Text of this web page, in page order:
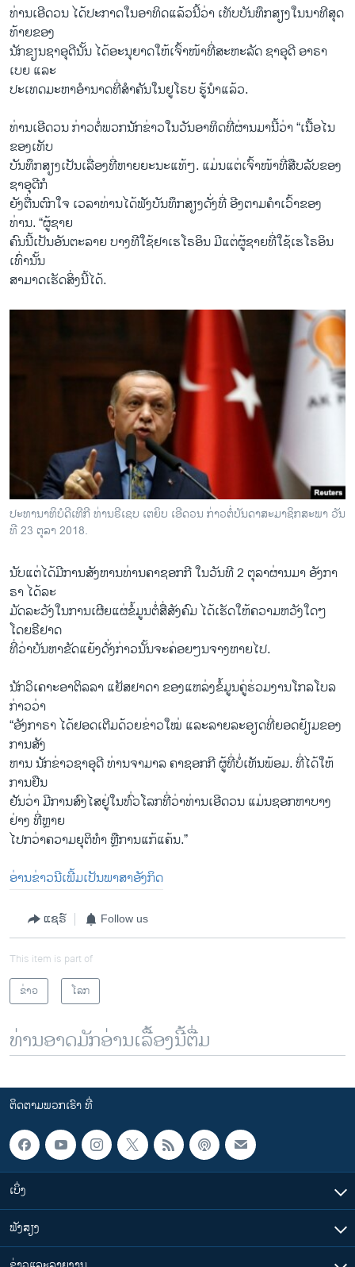
ທ່ານ​ເອີ​ດວນ ໄດ້​ປະ​ກາດ​ໃນ​ອາ​ທິດ​ແລ້ວ​ນີ້ວ່າ ​ເທັບ​ບັນ​ທຶກ​ສຽງ​ໃນ​ນາ​ທີ​ສຸດ​
ທ້າຍ​ຂອງ
ນັກ​ຂຽນ​ຊາ​ອຸ​ດີນັ້ນ ໄດ້​ອະ​ນຸ​ຍາດ​ໃຫ້​ເຈົ້າ​ໜ້າ​ທີ່​ສະ​ຫະ​ລັດ ຊາ​ອຸ​ດີ ອາ​ຣາ​
ເບຍ ແລະ
ປະ​ເທດ​ມະ​ຫາອຳ​ນາດ​ທີ່​ສຳ​ຄັນ​ໃນ​ຢູ​ໂຣບ​ ຮູ້​ນຳ​ແລ້ວ.
ທ່ານ​ເອີ​ດວນ ກ່າວ​ຕໍ່​ພວກ​ນັກ​ຂ່າວ​ໃນ​ວັນ​ອາ​ທິດ​ທີ່​ຜ່ານ​ມາ​ນີ້​ວ່າ “​ເນື້ອ​ໄນ
ຂອງ​ເທັບ
​ບັນ​ທຶກ​ສຽງ​ເປັນ​ເລື່ອງ​ທີ່​ຫາຍ​ຍະ​ນະ​ແທ້ໆ. ແມ່ນ​ແຕ່​ເຈົ້າ​ໜ້າ​ທີ່ສືບລັບຂອງ​
ຊາ​ອຸ​ດີກໍ​
ຍັງຕື່ນ​ຕົກ​ໃຈ ເວ​ລາ​ທ່ານ​ໄດ້​ຟັງ​ບັນ​ທຶກ​ສຽງດັ່ງ​ທີ່ ​ອີງ​ຕາມ​ຄຳ​ເວົ້າ​ຂອງ
ທ່ານ. “ຜູ້​ຊາຍ
ຄົນ​ນີ້​ເປັນ​ອັນ​ຕະ​ລາຍ ບ​າງ​ທີ​ໃຊ້​ຢາ​ເຮ​ໂຣ​ອິນ ມີ​ແຕ່​ຜູ້​ຊາຍ​ທີ່​ໃຊ້​ເຮ​ໂຣ​ອິນ​
ເທົ່າ​ນັ້ນ
ສາ​ມາດ​ເຮັດ​ສິ່ງ​ນີ້​ໄດ້.
ປະ​ທາ​ນາ​ທິ​ບໍ​ດີ​ເທີ​ກີ ທ່ານ​ຣີ​ເຊບ​ ເຕຍິບ ເອີ​ດວນ ກ່າວ​ຕໍ່​ບັນ​ດາ​ສະ​ມາ​ຊິກ​ສະ​ພາ ວັນ​
ທີ 23 ຕຸ​ລາ 2018.
ນັບ​ແຕ່ໄດ້​ມີ​ການ​ສັງ​ຫານ​ທ່ານ​ຄາ​ຊອກ​ກີ ໃນ​ວັນ​ທີ 2 ຕຸ​ລາ​ຜ່ານ​ມາ ອັງ​ກາ​
ຣາ ໄດ້​ລະ​
ມັດ​ລະ​ວັງ​ໃນ​ການ​ເຜີຍ​ແຜ່ຂໍ້​ມູນ​ຕໍ່​ສື່​ສັງ​ຄົມ ໄດ້​ເຮັດ​ໃຫ້​ຄວາມ​ຫວັງ​ໃດໆ​
ໂດຍ​ຣີ​ຢາດ
​ທີ່ວ່າ​ບັນ​ຫາ​ຂັດ​ແຍ້ງ​ດັ່ງ​ກ່າວ​ນັ້ນ​ຈະ​ຄ່ອຍໆ​ນ​ຈາງຫາຍ​ໄປ.
ນັກ​ວິ​ເຄາະ​ອາ​ຕິ​ລ​ລາ ແຢັ​ສ​ຢາ​ດາ ຂອງ​ແ​ຫລ່ງ​ຂໍ້​ມູນຄູ່​ຮ່ວມ​ງານໂກ​ລໂບ​ລ ​
ກ່າວ​ວ່າ
“ອັງ​ກາ​ຣາ ໄດ້​ຢ​ອດ​ເຕີມ​ດ້ວຍຂ່າວໃໝ່ ​ແລະ​ລ​າຍ​ລະ​ອຽດ​ທີ່ຍອດ​ຢ້ຽມ​ຂອງ​
ການ​ສັງ​
ຫານ ນັກ​ຂ່າວ​ຊາ​ອຸ​ດີ ​ທ່ານ​ຈ​າ​ມາ​ລ ຄາ​ຊອກ​ກີ ຜູ້​ທີ່​ບໍ່​ເຫັນ​ພ້ອມ. ທີ່​ໄດ້​ໃຫ້​
ການ​ຢືນ
ຢັນ​ວ່າ ​ມີການ​ສົງໄສ​ຢູ່ໃນທົ່ວ​ໂລກທີ່​ວ່າທ່ານ​ເອີ​ດວນ ​ແມ່ນ​ຊອກຫາບາງ​
ຢ່າງ ທີ່ຫຼາຍ​
ໄປກວ່າ​ຄວາມ​ຍຸ​ຕິ​ທຳ ຫຼື​ການ​ແກ້​ແຄ້ນ.”
ອ່ານ​ຂ່າວ​ນີ​ເພີ້ມ​ເປັນ​ພາ​ສາ​ອັງ​ກິດ
ແຊຣ໌ Follow us
This item is part of
ຂ່າວ
ໂລກ
ທ່ານອາດມັກອ່ານເລື້ອງນີ້ຕື່ມ
ຕິດຕາມພວກເຮົາ ທີ່
ເບິ່ງ
ຟັງສຽງ